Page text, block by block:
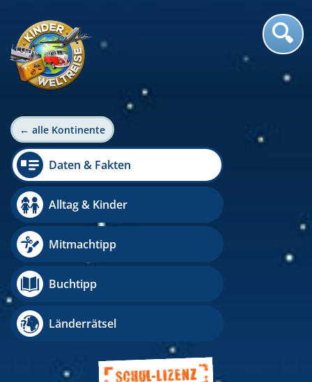
← alle Kontinente
Daten & Fakten
Alltag & Kinder
Mitmachtipp
Buchtipp
Länderrätsel